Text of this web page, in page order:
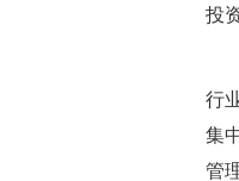
投
行
集
管